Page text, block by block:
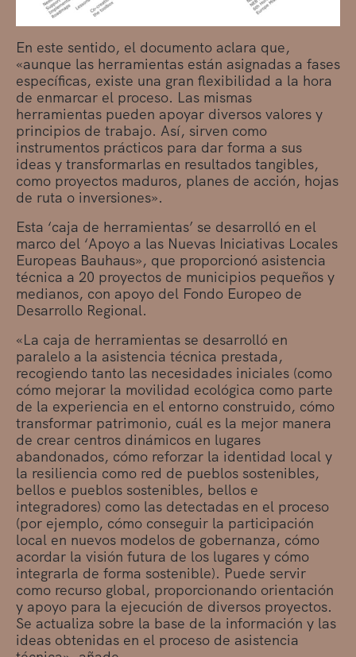
En este sentido, el documento aclara que,
«aunque las herramientas están asignadas a fases
específicas, existe una gran flexibilidad a la hora
de enmarcar el proceso. Las mismas
herramientas pueden apoyar diversos valores y
principios de trabajo. Así, sirven como
instrumentos prácticos para dar forma a sus
ideas y transformarlas en resultados tangibles,
como proyectos maduros, planes de acción, hojas
de ruta o inversiones».
Esta ‘caja de herramientas’ se desarrolló en el
marco del ‘Apoyo a las Nuevas Iniciativas Locales
Europeas Bauhaus», que proporcionó asistencia
técnica a 20 proyectos de municipios pequeños y
medianos, con apoyo del Fondo Europeo de
Desarrollo Regional.
«La caja de herramientas se desarrolló en
paralelo a la asistencia técnica prestada,
recogiendo tanto las necesidades iniciales (como
cómo mejorar la movilidad ecológica como parte
de la experiencia en el entorno construido, cómo
transformar patrimonio, cuál es la mejor manera
de crear centros dinámicos en lugares
abandonados, cómo reforzar la identidad local y
la resiliencia como red de pueblos sostenibles,
bellos e pueblos sostenibles, bellos e
integradores) como las detectadas en el proceso
(por ejemplo, cómo conseguir la participación
local en nuevos modelos de gobernanza, cómo
acordar la visión futura de los lugares y cómo
integrarla de forma sostenible). Puede servir
como recurso global, proporcionando orientación
y apoyo para la ejecución de diversos proyectos.
Se actualiza sobre la base de la información y las
ideas obtenidas en el proceso de asistencia